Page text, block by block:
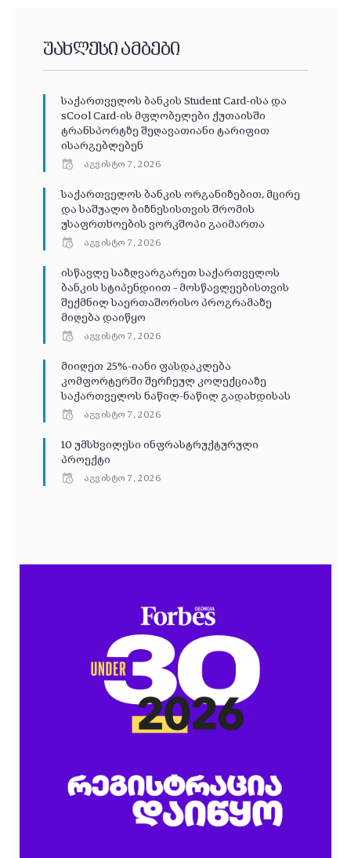
უახლესი ამბები
საქართველოს ბანკის Student Card-ისა და
sCool Card-ის მფლობელები ქუთაისში
ტრანსპორტზე შეღავათიანი ტარიფით
ისარგებლებენ
აგვისტო 7, 2026
საქართველოს ბანკის ორგანიზებით, მცირე
და საშუალო ბიზნესისთვის შრომის
უსაფრთხოების ვორკშოპი გაიმართა
აგვისტო 7, 2026
ისწავლე საზღვარგარეთ საქართველოს
ბანკის სტიპენდიით – მოსწავლეებისთვის
შექმნილ საერთაშორისო პროგრამაზე
მიღება დაიწყო
აგვისტო 7, 2026
მიიღეთ 25%-იანი ფასდაკლება
კომფორტერში შერჩეულ კოლექციაზე
საქართველოს ნაწილ-ნაწილ გადახდისას
აგვისტო 7, 2026
10 უმსხვილესი ინფრასტრუქტურული
პროექტი
აგვისტო 7, 2026